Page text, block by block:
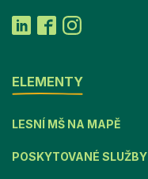
ELEMENTY
LESNÍ MŠ NA MAPĚ
POSKYTOVANÉ SLUŽBY